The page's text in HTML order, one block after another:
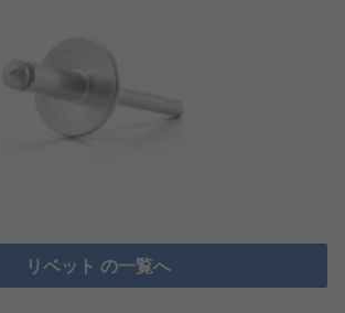
リベット の一覧へ